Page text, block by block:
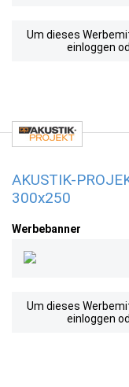
Um dieses
einloggen
AKUSTIK-
300x250
Werbebanner
Um dieses
einloggen